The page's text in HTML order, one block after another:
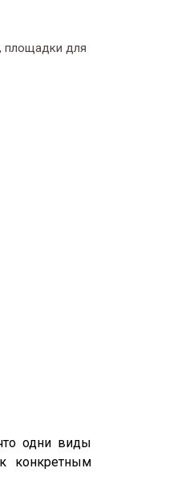
площадки для
одни виды
конкретным